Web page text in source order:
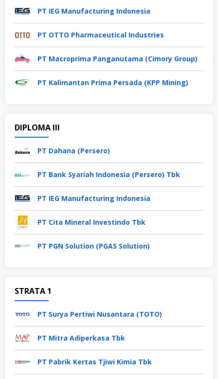
PT IEG Manufacturing Indonesia
PT OTTO Pharmaceutical Industries
PT Macroprima Panganutama (Cimory Group)
PT Kalimantan Prima Persada (KPP Mining)
DIPLOMA III
PT Dahana (Persero)
PT Bank Syariah Indonesia (Persero) Tbk
PT IEG Manufacturing Indonesia
PT Cita Mineral Investindo Tbk
PT PGN Solution (PGAS Solution)
STRATA 1
PT Surya Pertiwi Nusantara (TOTO)
PT Mitra Adiperkasa Tbk
PT Pabrik Kertas Tjiwi Kimia Tbk